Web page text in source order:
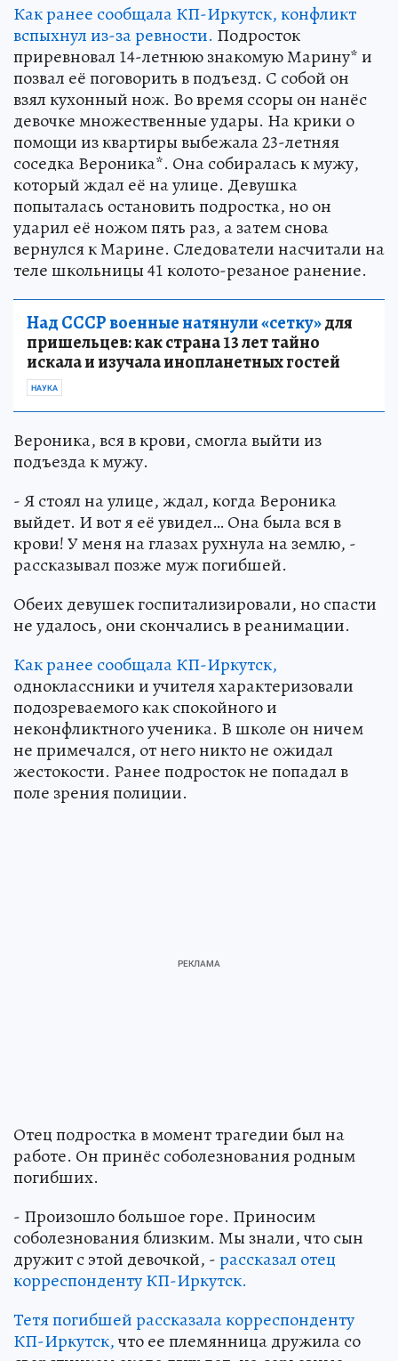
Как ранее сообщала КП-Иркутск, конфликт
вспыхнул из-за ревности. Подросток
приревновал 14-летнюю знакомую Марину* и
позвал её поговорить в подъезд. С собой он
взял кухонный нож. Во время ссоры он нанёс
девочке множественные удары. На крики о
помощи из квартиры выбежала 23-летняя
соседка Вероника*. Она собиралась к мужу,
который ждал её на улице. Девушка
попыталась остановить подростка, но он
ударил её ножом пять раз, а затем снова
вернулся к Марине. Следователи насчитали на
теле школьницы 41 колото-резаное ранение.
Над СССР военные натянули «сетку»для
пришельцев: как страна 13 лет тайно
искала и изучала инопланетных гостей
НАУКА
Вероника, вся в крови, смогла выйти из
подъезда к мужу.
- Я стоял на улице, ждал, когда Вероника
выйдет. И вот я её увидел… Она была вся в
крови! У меня на глазах рухнула на землю, -
рассказывал позже муж погибшей.
Обеих девушек госпитализировали, но спасти
не удалось, они скончались в реанимации.
Как ранее сообщала КП-Иркутск,
одноклассники и учителя характеризовали
подозреваемого как спокойного и
неконфликтного ученика. В школе он ничем
не примечался, от него никто не ожидал
жестокости. Ранее подросток не попадал в
поле зрения полиции.
Отец подростка в момент трагедии был на
работе. Он принёс соболезнования родным
погибших.
- Произошло большое горе. Приносим
соболезнования близким. Мы знали, что сын
дружит с этой девочкой, -рассказал отец
корреспонденту КП-Иркутск.
Тетя погибшей рассказала корреспонденту
КП-Иркутск,что ее племянница дружила со